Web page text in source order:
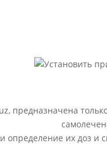
предназначена
их доз и